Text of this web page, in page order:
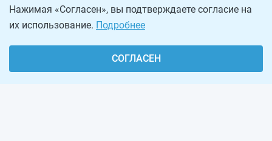
Нажимая «Согласен», вы подтверждаете согласие на
их использование. Подробнее
СОГЛАСЕН